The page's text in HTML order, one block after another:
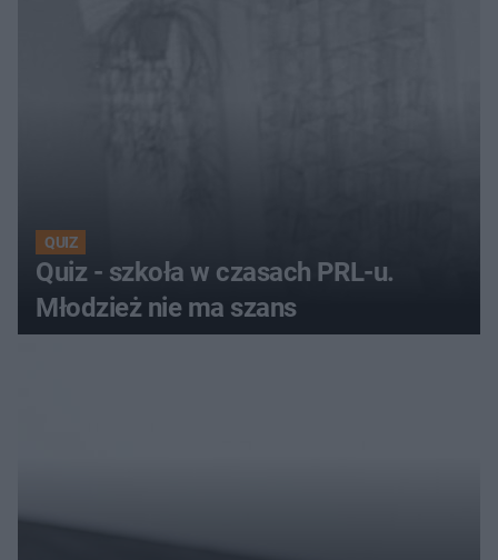
QUIZ
Quiz - szkoła w czasach PRL-u.
Młodzież nie ma szans